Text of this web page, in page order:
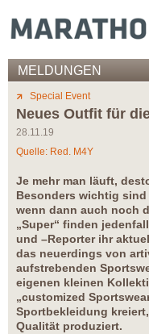
MELDUNGEN
Special Event
Neues Outfit für
28.11.19
Quelle: Red. M4Y
Je mehr man läuft,
Besonders wichtig
wenn dann auch noch
„Super“ finden
und –Reporter ihr
das neuerdings von
aufstrebenden
eigenen kleinen
„customized
Sportbekleidung
Qualität produziert.